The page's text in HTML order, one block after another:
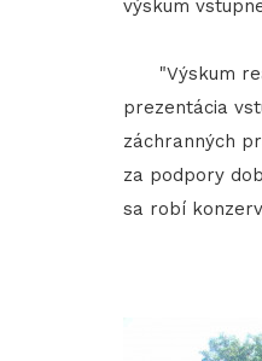
výskum
"Výskum
prezentácia
záchranných
za podpory
sa robí